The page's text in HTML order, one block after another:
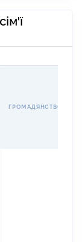
ГРОМАДЯНСТВО